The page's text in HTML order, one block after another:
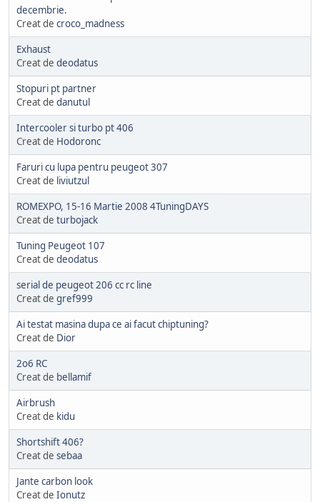
decembrie.
Creat de croco_madness
Exhaust
Creat de deodatus
Stopuri pt partner
Creat de danutul
Intercooler si turbo pt 406
Creat de Hodoronc
Faruri cu lupa pentru peugeot 307
Creat de liviutzul
ROMEXPO, 15-16 Martie 2008 4TuningDAYS
Creat de turbojack
Tuning Peugeot 107
Creat de deodatus
serial de peugeot 206 cc rc line
Creat de gref999
Ai testat masina dupa ce ai facut chiptuning?
Creat de Dior
2o6 RC
Creat de bellamif
Airbrush
Creat de kidu
Shortshift 406?
Creat de sebaa
Jante carbon look
Creat de Ionutz